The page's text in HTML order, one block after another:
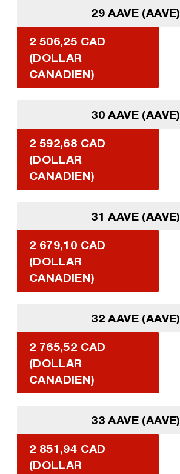
29 AAVE (AAVE)
2 506,25 CAD
(DOLLAR
CANADIEN)
30 AAVE (AAVE)
2 592,68 CAD
(DOLLAR
CANADIEN)
31 AAVE (AAVE)
2 679,10 CAD
(DOLLAR
CANADIEN)
32 AAVE (AAVE)
2 765,52 CAD
(DOLLAR
CANADIEN)
33 AAVE (AAVE)
2 851,94 CAD
(DOLLAR